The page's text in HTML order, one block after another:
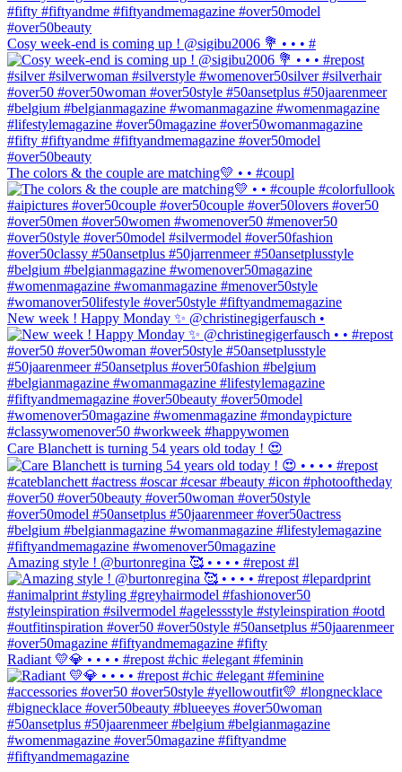
Cosy week-end is coming up ! @sigibu2006 💐 • • • #
The colors & the couple are matching💛 • • #coupl
New week ! Happy Monday ✨ @christinegigerfausch •
Care Blanchett is turning 54 years old today ! 😍
Amazing style ! @burtonregina 🥰 • • • • #repost #l
Radiant 💛💎 • • • • #repost #chic #elegant #feminin